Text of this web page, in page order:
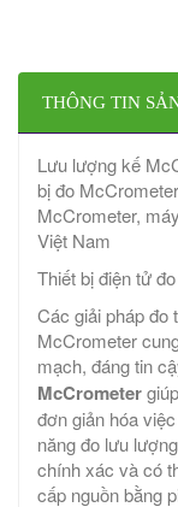
THÔNG TIN
Lưu lượng kế
bị đo
McCrometer,
Việt Nam
Thiết bị điện tử
Các giải pháp đo
McCrometer
mạch, đáng tin
McCrometer
đơn giản hóa
năng đo lưu
chính xác và có
cấp nguồn bằng